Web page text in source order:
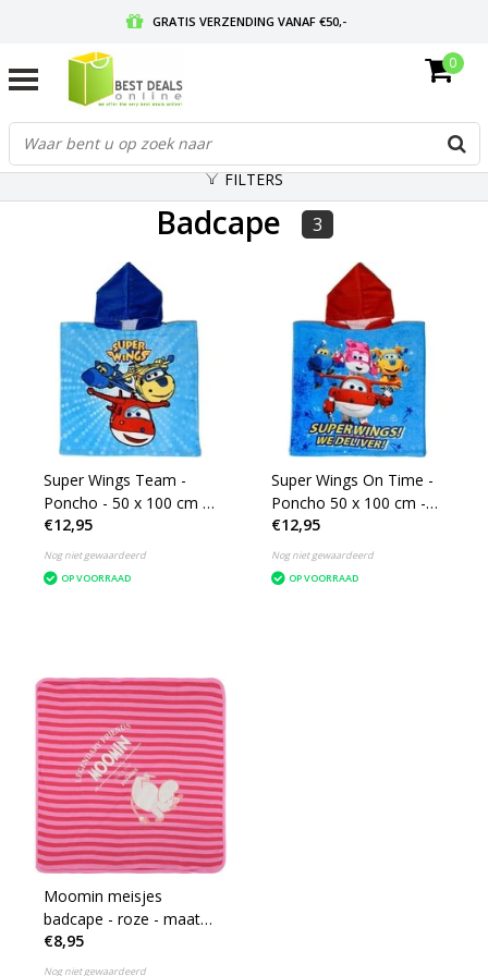
GRATIS VERZENDING VANAF €50,-
GRATIS RETOURNEREN EN 30 DAGEN BEDENKTIJD
0
FILTERS
Badcape 3
Super Wings Team -
Poncho - 50 x 100 cm -
Blauw
€12,95
Nog niet gewaardeerd
OP VOORRAAD
Super Wings On Time -
Poncho 50 x 100 cm -
Rood
€12,95
Nog niet gewaardeerd
OP VOORRAAD
Moomin meisjes
badcape - roze - maat
75 cm
€8,95
Nog niet gewaardeerd